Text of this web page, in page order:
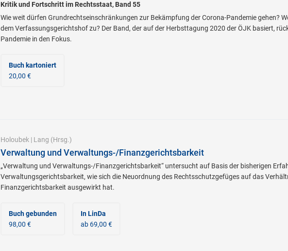
Kritik und Fortschritt im Rechtsstaat, Band 55
Wie weit dürfen Grundrechtseinschränkungen zur Bekämpfung der Corona-Pandemie gehen?
dem Verfassungsgerichtshof zu? Der Band, der auf der Herbsttagung 2020 der ÖJK basiert,
Pandemie in den Fokus.
Buch kartoniert
20,00 €
Holoubek| Lang (Hrsg.)
Verwaltung und Verwaltungs-/Finanzgerichtsbarkeit
„Verwaltung und Verwaltungs-/Finanzgerichtsbarkeit“ untersucht auf Basis der bisherigen
Verwaltungsgerichtsbarkeit, wie sich die Neuordnung des Rechtsschutzgefüges auf das
Finanzgerichtsbarkeit ausgewirkt hat.
Buch gebunden
98,00 €
In LinDa
ab 69,00 €